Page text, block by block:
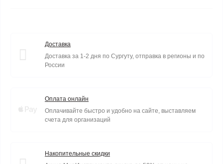
Доставка
Доставка за 1-2 дня по Сургуту, отправка в регионы и по
России
Оплата онлайн
Оплачивайте быстро и удобно на сайте, выставляем
счета для организаций
Накопительные скидки